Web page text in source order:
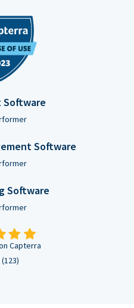
Software
Software
Capterra